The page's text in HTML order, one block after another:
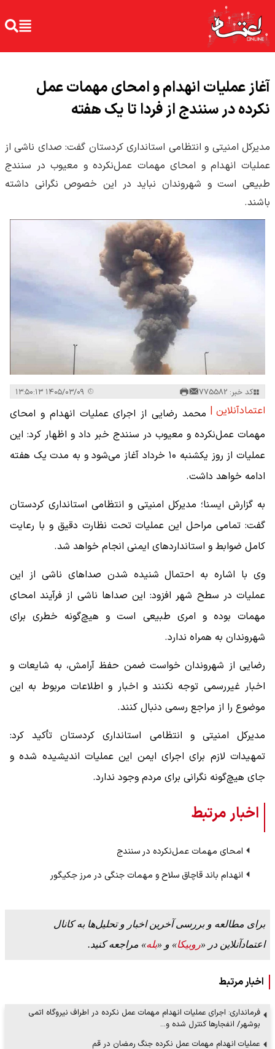
آغاز عملیات انهدام و امحای مهمات عمل
نکرده در سنندج از فردا تا یک هفته
مدیرکل امنیتی و انتظامی استانداری کردستان گفت: صدای ناشی از
عملیات انهدام و امحای مهمات عمل‌نکرده و معیوب در سنندج
طبیعی است و شهروندان نباید در این خصوص نگرانی داشته
باشند.
کد خبر: 775582
اعتمادآنلاین | محمد رضایی از اجرای عملیات انهدام و امحای
مهمات عمل‌نکرده و معیوب در سنندج خبر داد و اظهار کرد: این
عملیات از روز یکشنبه ۱۰ خرداد آغاز می‌شود و به مدت یک هفته
ادامه خواهد داشت.
به گزارش ایسنا؛ مدیرکل امنیتی و انتظامی استانداری کردستان
گفت: تمامی مراحل این عملیات تحت نظارت دقیق و با رعایت
کامل ضوابط و استانداردهای ایمنی انجام خواهد شد.
وی با اشاره به احتمال شنیده شدن صداهای ناشی از این
عملیات در سطح شهر افزود: این صداها ناشی از فرآیند امحای
مهمات بوده و امری طبیعی است و هیچ‌گونه خطری برای
شهروندان به همراه ندارد.
رضایی از شهروندان خواست ضمن حفظ آرامش، به شایعات و
اخبار غیررسمی توجه نکنند و اخبار و اطلاعات مربوط به این
موضوع را از مراجع رسمی دنبال کنند.
مدیرکل امنیتی و انتظامی استانداری کردستان تأکید کرد:
تمهیدات لازم برای اجرای ایمن این عملیات اندیشیده شده و
جای هیچ‌گونه نگرانی برای مردم وجود ندارد.
اخبار مرتبط
امحای مهمات عمل‌نکرده در سنندج
انهدام باند قاچاق سلاح و مهمات جنگی در مرز جکیگور
برای مطالعه و بررسی آخرین اخبار و تحلیل‌ها به کانال
اعتمادآنلاین در «روبیکا» و «بله» مراجعه کنید.
اخبار مرتبط
فرمانداری: اجرای عملیات انهدام مهمات عمل نکرده در اطراف نیروگاه اتمی
بوشهر/ انفجار‌ها کنترل شده و…
عملیات انهدام مهمات عمل نکرده جنگ رمضان در قم